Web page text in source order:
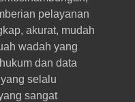
pelayanan
akurat, mudah
wadah yang
dan data
selalu
sangat